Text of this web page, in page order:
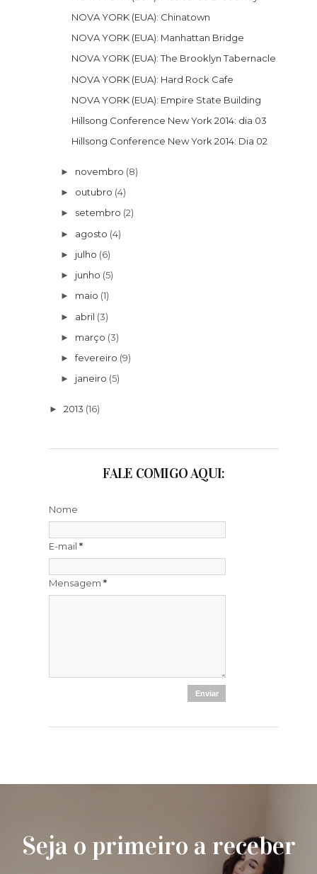
NOVA YORK (EUA): Chinatown
NOVA YORK (EUA): Manhattan Bridge
NOVA YORK (EUA): The Brooklyn Tabernacle
NOVA YORK (EUA): Hard Rock Cafe
NOVA YORK (EUA): Empire State Building
Hillsong Conference New York 2014: dia 03
Hillsong Conference New York 2014: Dia 02
► novembro (8)
► outubro (4)
► setembro (2)
► agosto (4)
► julho (6)
► junho (5)
► maio (1)
► abril (3)
► março (3)
►fevereiro (9)
► janeiro (5)
► 2013 (16)
FALE COMIGO AQUI:
Nome
E-mail *
Mensagem *
Seja o primeiro a receber